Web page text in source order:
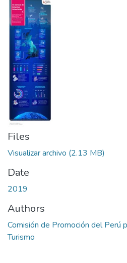
Files
Visualizar archivo (2.13 MB)
Date
2019
Authors
Comisión de Promoción del Perú
Turismo